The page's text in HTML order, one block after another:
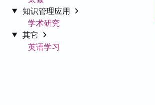
知识管理应用
学术研究
其它
英语学习